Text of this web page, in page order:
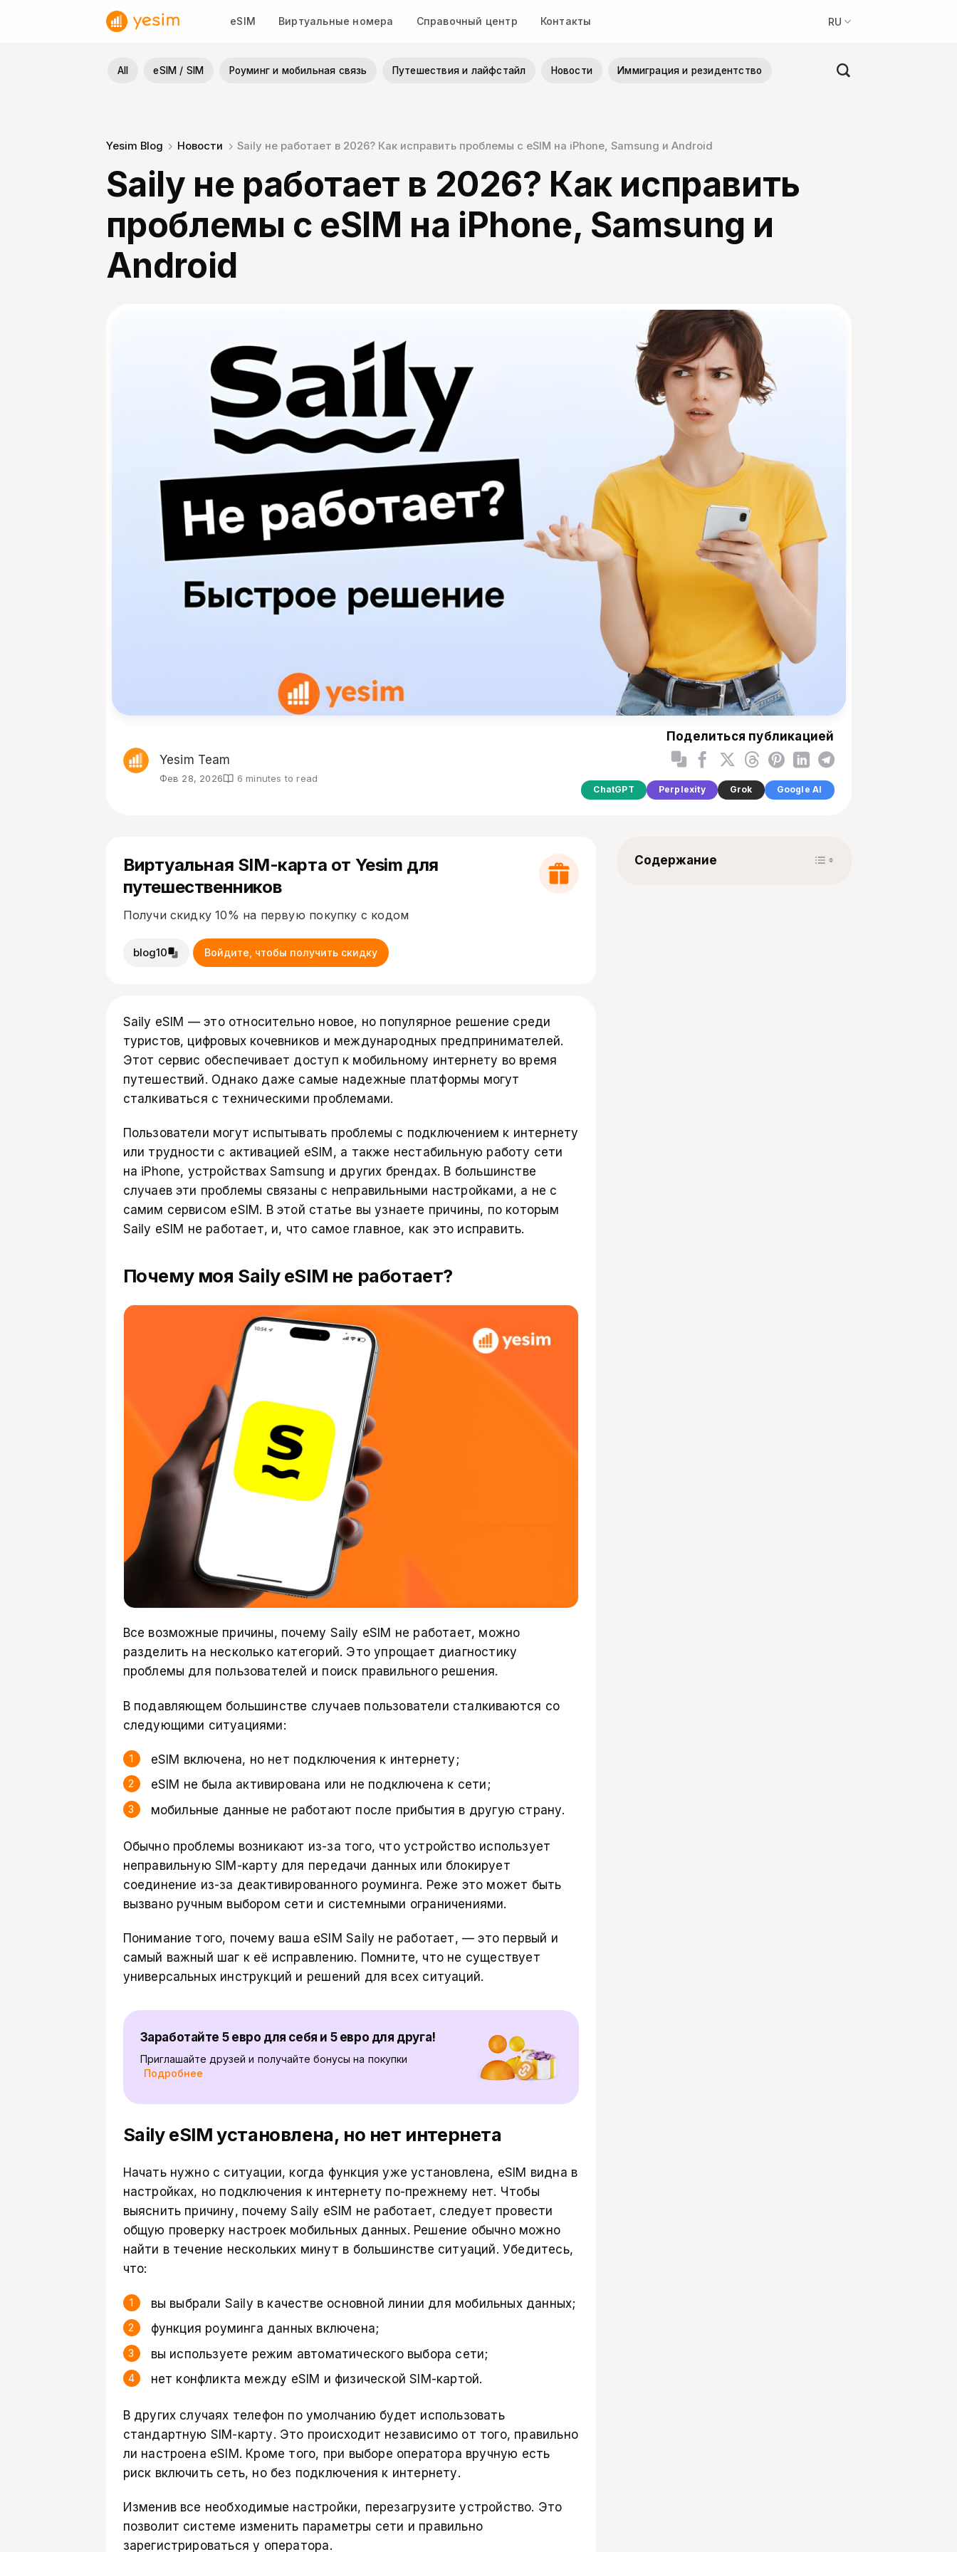
eSIM Виртуальные номера Справочный центр Контакты RU
All eSIM / SIM Роуминг и мобильная связь Путешествия и лайфстайл Новости Иммиграция и резидентство
Yesim Blog Новости Saily не работает в 2026? Как исправить проблемы с eSIM на iPhone, Samsung и Android
Saily не работает в 2026? Как исправить
проблемы с eSIM на iPhone, Samsung и
Android
Yesim Team
Фев 28, 2026 6 minutes to read
Поделиться публикацией
ChatGPT Perplexity Grok Google AI
Виртуальная SIM-карта от Yesim для
путешественников
Получи скидку 10% на первую покупку с кодом
blog10 Войдите, чтобы получить скидку
Saily eSIM — это относительно новое, но популярное решение среди
туристов, цифровых кочевников и международных предпринимателей.
Этот сервис обеспечивает доступ к мобильному интернету во время
путешествий. Однако даже самые надежные платформы могут
сталкиваться с техническими проблемами.
Пользователи могут испытывать проблемы с подключением к интернету
или трудности с активацией eSIM, а также нестабильную работу сети
на iPhone, устройствах Samsung и других брендах. В большинстве
случаев эти проблемы связаны с неправильными настройками, а не с
самим сервисом eSIM. В этой статье вы узнаете причины, по которым
Saily eSIM не работает, и, что самое главное, как это исправить.
Почему моя Saily eSIM не работает?
Все возможные причины, почему Saily eSIM не работает, можно
разделить на несколько категорий. Это упрощает диагностику
проблемы для пользователей и поиск правильного решения.
В подавляющем большинстве случаев пользователи сталкиваются со
следующими ситуациями:
eSIM включена, но нет подключения к интернету;
eSIM не была активирована или не подключена к сети;
мобильные данные не работают после прибытия в другую страну.
Обычно проблемы возникают из-за того, что устройство использует
неправильную SIM-карту для передачи данных или блокирует
соединение из-за деактивированного роуминга. Реже это может быть
вызвано ручным выбором сети и системными ограничениями.
Понимание того, почему ваша eSIM Saily не работает, — это первый и
самый важный шаг к её исправлению. Помните, что не существует
универсальных инструкций и решений для всех ситуаций.
Заработайте 5 евро для себя и 5 евро для друга!
Приглашайте друзей и получайте бонусы на покупки
Подробнее
Saily eSIM установлена, но нет интернета
Начать нужно с ситуации, когда функция уже установлена, eSIM видна в
настройках, но подключения к интернету по-прежнему нет. Чтобы
выяснить причину, почему Saily eSIM не работает, следует провести
общую проверку настроек мобильных данных. Решение обычно можно
найти в течение нескольких минут в большинстве ситуаций. Убедитесь,
что:
вы выбрали Saily в качестве основной линии для мобильных данных;
функция роуминга данных включена;
вы используете режим автоматического выбора сети;
нет конфликта между eSIM и физической SIM-картой.
В других случаях телефон по умолчанию будет использовать
стандартную SIM-карту. Это происходит независимо от того, правильно
ли настроена eSIM. Кроме того, при выборе оператора вручную есть
риск включить сеть, но без подключения к интернету.
Изменив все необходимые настройки, перезагрузите устройство. Это
позволит системе изменить параметры сети и правильно
зарегистрироваться у оператора.
Содержание Toggle Table of Content